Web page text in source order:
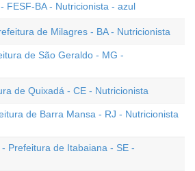
FESF-BA - Nutricionista - azul
de Milagres - BA - Nutricionista
de São Geraldo - MG -
de Quixadá - CE - Nutricionista
de Barra Mansa - RJ - Nutricionista
Prefeitura de Itabaiana - SE -